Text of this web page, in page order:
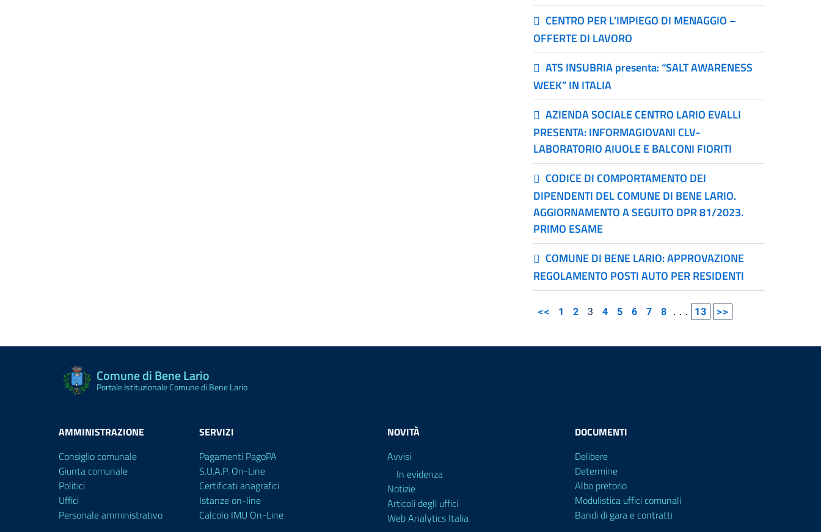
CENTRO PER L’IMPIEGO DI MENAGGIO –
OFFERTE DI LAVORO
ATS INSUBRIA presenta: “SALT AWARENESS
WEEK” IN ITALIA
AZIENDA SOCIALE CENTRO LARIO EVALLI
PRESENTA: INFORMAGIOVANI CLV-
LABORATORIO AIUOLE E BALCONI FIORITI
CODICE DI COMPORTAMENTO DEI
DIPENDENTI DEL COMUNE DI BENE LARIO.
AGGIORNAMENTO A SEGUITO DPR 81/2023.
PRIMO ESAME
COMUNE DI BENE LARIO: APPROVAZIONE
REGOLAMENTO POSTI AUTO PER RESIDENTI
<< 1 2 3 4 5 6 7 8 ... 13 >>
Comune di Bene Lario
Portale Istituzionale Comune di Bene Lario
AMMINISTRAZIONE
Consiglio comunale
Giunta comunale
Politici
Uffici
Personale amministrativo
SERVIZI
Pagamenti PagoPA
S.U.A.P. On-Line
Certificati anagrafici
Istanze on-line
Calcolo IMU On-Line
NOVITÀ
Avvisi
In evidenza
Notizie
Articoli degli uffici
Web Analytics Italia
DOCUMENTI
Delibere
Determine
Albo pretorio
Modulistica uffici comunali
Bandi di gara e contratti